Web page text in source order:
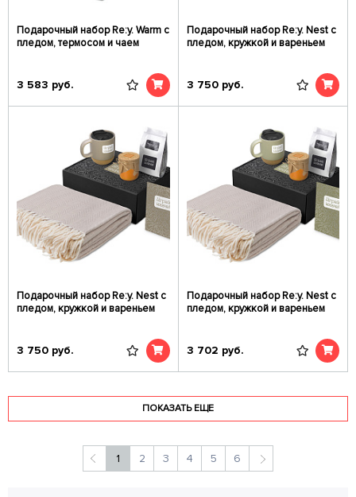
Подарочный набор Re:y. Warm с
пледом, термосом и чаем
3 583 руб.
Подарочный набор Re:y. Nest с
пледом, кружкой и вареньем
3 750 руб.
Подарочный набор Re:y. Nest с
пледом, кружкой и вареньем
3 750 руб.
Подарочный набор Re:y. Nest с
пледом, кружкой и вареньем
3 702 руб.
ПОКАЗАТЬ ЕЩЕ
1 2 3 4 5 6